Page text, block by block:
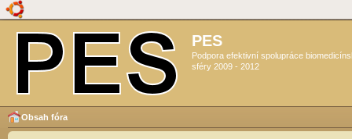
PES
Podpora efektivní spolupráce
sféry 2009 - 2012
Obsah fóra